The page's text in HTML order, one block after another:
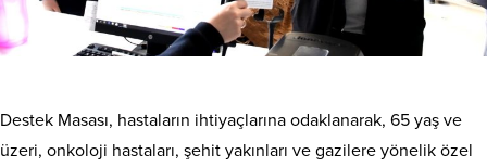
Destek Masası, hastaların ihtiyaçlarına odaklanarak, 65 yaş ve
üzeri, onkoloji hastaları, şehit yakınları ve gazilere yönelik özel